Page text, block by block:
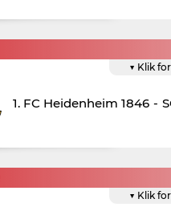
▼ Klik
1. FC Heidenheim 1846 -
▼ Klik